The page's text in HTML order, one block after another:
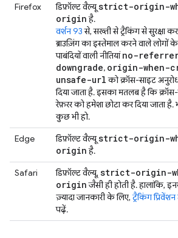
Firefox
डिफ़ॉल्ट वैल्यूstrict-origin-
originहै.
वर्शन 93से, सख्ती से ट्रैकिंग से सुरक्षा
ब्राउज़िंग का इस्तेमाल करने वाले लोगों
पाबंदियों वाली नीतियांno-
downgrade, origin-when-
unsafe-urlको क्रॉस-साइट
दिया जाता है. इसका मतलब है कि
रेफ़रर को हमेशा छोटा कर दिया जाता
कुछ भी हो.
Edge
डिफ़ॉल्ट वैल्यूstrict-origin-
originहै.
Safari
डिफ़ॉल्ट वैल्यू, strict-origin-
originजैसी ही होती है. हालांकि,
ज़्यादा जानकारी के लिए,ट्रैकिंग
पढ़ें.